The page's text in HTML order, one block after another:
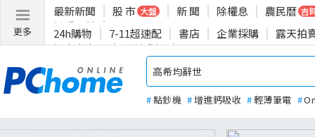
更多
最新新聞 股 市 大盤 新 聞 除權息 農民曆 吉
揪愛公益
24h購物 7-11超速配 書店 企業採購
露天拍
投資人專區
關於我們
#點鈔機 #增進鈣吸收 #輕薄筆電 #